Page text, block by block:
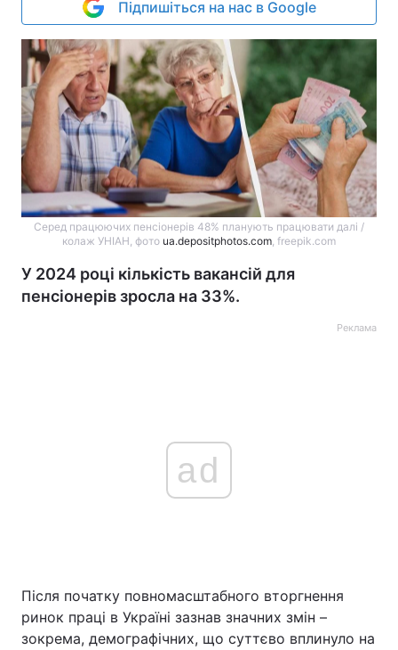
Підпишіться на нас в Google
Серед працюючих пенсіонерів 48% планують працювати далі /
колаж УНІАН, фото ua.depositphotos.com, freepik.com
У 2024 році кількість вакансій для
пенсіонерів зросла на 33%.
Реклама
ad
Після початку повномасштабного вторгнення
ринок праці в Україні зазнав значних змін –
зокрема, демографічних, що суттєво вплинуло на